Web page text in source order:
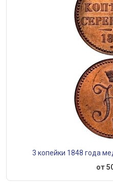
3 копейки 1848 года
от